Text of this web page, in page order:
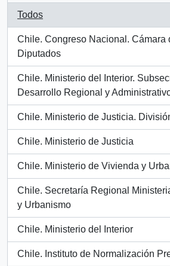
Todos
Chile. Congreso Nacional. Cámara
Diputados
, 109 resultados
Chile. Ministerio del Interior.
Desarrollo Regional y
, 62 resultados
Chile. Ministerio de Justicia.
, 56 resultados
Chile. Ministerio de Justicia
, 48 resultados
Chile. Ministerio de Vivienda y
, 47 resultados
Chile. Secretaría Regional
y Urbanismo
, 46 resultados
Chile. Ministerio del Interior
, 41 resultados
Chile. Instituto de Normalización
, 30 resultados